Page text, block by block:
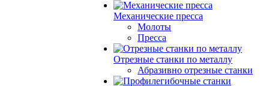
Механические пресса
Молоты
Пресса
Отрезные станки по металлу
Абразивно отрезные станки